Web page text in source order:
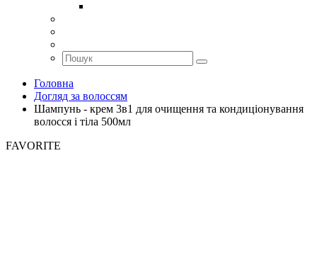
Головна
Догляд за волоссям
Шампунь - крем 3в1 для очищення та кондиціонування
волосся і тіла 500мл
FAVORITE